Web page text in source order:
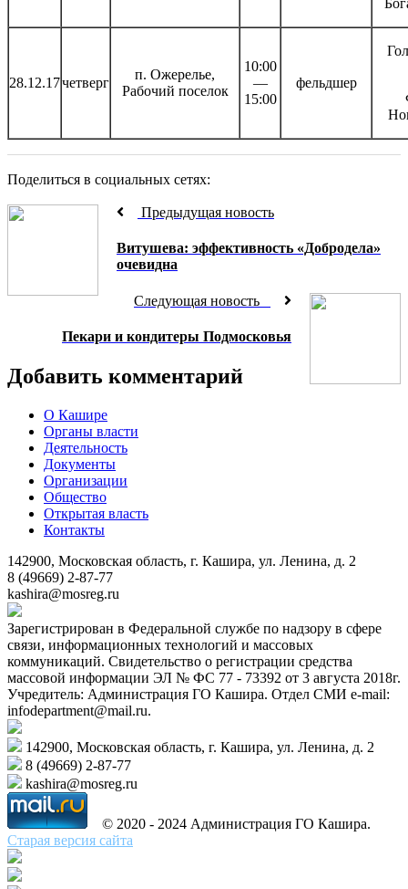
28.12.17четверг
п. Ожерелье,
Рабочий поселок
10:00
—
15:00
фельдшер
Поделиться в социальных сетях:
Предыдущая новость
Витушева: эффективность «Добродела»
очевидна
Следующая новость
Пекари и кондитеры Подмосковья
Добавить комментарий
О Кашире
Органы власти
Деятельность
Документы
Организации
Общество
Открытая власть
Контакты
142900, Московская область, г. Кашира, ул. Ленина, д. 2
8 (49669) 2-87-77
kashira@mosreg.ru
Зарегистрирован в Федеральной службе по надзору в сфере
связи, информационных технологий и массовых
коммуникаций. Свидетельство о регистрации средства
массовой информации ЭЛ № ФС 77 - 73392 от 3 августа 2018г.
Учредитель: Администрация ГО Кашира. Отдел СМИ e-mail:
infodepartment@mail.ru.
142900, Московская область, г. Кашира, ул. Ленина, д. 2
8 (49669) 2-87-77
kashira@mosreg.ru
© 2020 - 2024 Администрация ГО Кашира.
Старая версия сайта